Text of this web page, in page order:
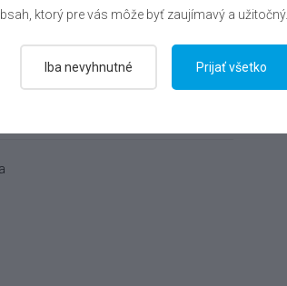
ktorý pre vás môže byť zaujímavý a užitočný.
Iba nevyhnutné Prijať všetko